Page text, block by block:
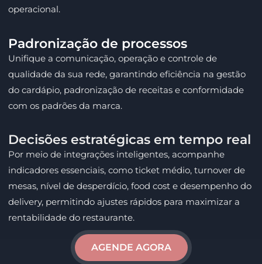
operacional.
Padronização de processos
Unifique a comunicação, operação e controle de
qualidade da sua rede, garantindo eficiência na gestão
do cardápio, padronização de receitas e conformidade
com os padrões da marca.
Decisões estratégicas em tempo real
Por meio de integrações inteligentes, acompanhe
indicadores essenciais, como ticket médio, turnover de
mesas, nível de desperdício, food cost e desempenho do
delivery, permitindo ajustes rápidos para maximizar a
rentabilidade do restaurante.
AGENDE AGORA